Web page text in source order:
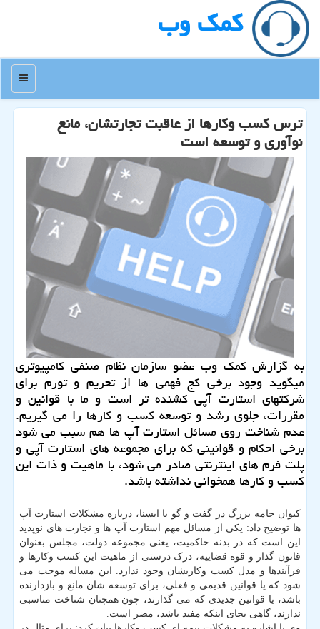
كمك وب
منو
ترس كسب وكارها از عاقبت تجارتشان، مانع
نوآوری و توسعه است
به گزارش كمك وب عضو سازمان نظام صنفی كامپیوتری
میگوید وجود برخی كج فهمی ها از تحریم و تورم برای
شركتهای استارت آپی كشنده تر است و ما با قوانین و
مقررات، جلوی رشد و توسعه كسب و كارها را می گیریم.
عدم شناخت روی مسائل استارت آپ ها هم سبب می شود
برخی احكام و قوانینی كه برای مجموعه های استارت آپی و
پلت فرم های اینترنتی صادر می شود، با ماهیت و ذات این
كسب و كارها همخوانی نداشته باشد.
کیوان جامه بزرگ در گفت و گو با ایسنا، درباره مشکلات استارت آپ
ها توضیح داد: یکی از مسائل مهم استارت آپ ها و تجارت های نوپدید
این است که در بدنه حاکمیت، یعنی مجموعه دولت، مجلس بعنوان
قانون گذار و قوه قضاییه، درک درستی از ماهیت این کسب وکارها و
فرآیندها و مدل کسب وکاریشان وجود ندارد. این مساله موجب می
شود که یا قوانین قدیمی و فعلی، برای توسعه شان مانع و بازدارنده
باشد، یا قوانین جدیدی که می گذارند، چون همچنان شناخت مناسبی
ندارند، گاهی بجای اینکه مفید باشد، مضر است.